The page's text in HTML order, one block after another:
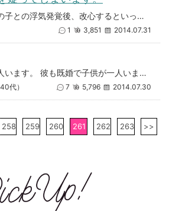
会社の複数の若い女の子との浮気発覚後、改心するといった夫の言葉を信じてはいるのですが、普段からも普通に嘘をつく人なので、
1 3,851 2014.07.31
私は既婚で子供が二人います。 彼も既婚で子供が一人います。 でも彼は私に子供がいるのは隠しています。 お互い家庭を壊すつ
代） 7 5,796 2014.07.30
258 259 260 261 262 263 >>